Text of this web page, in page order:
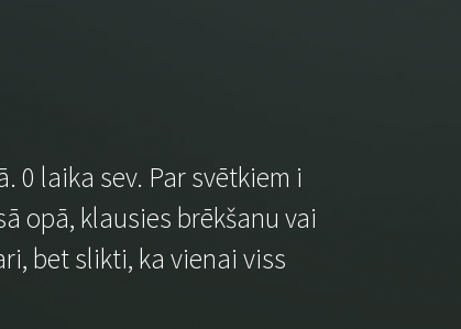
0 laika sev. Par svētkiem i
opā, klausies brēkšanu vai
bet slikti, ka vienai viss